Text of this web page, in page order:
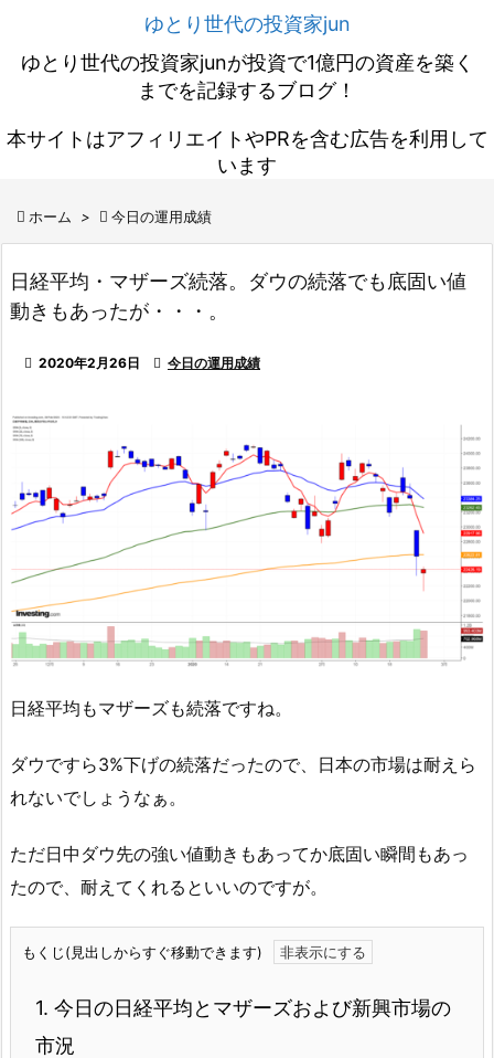
ゆとり世代の投資家jun
ゆとり世代の投資家junが投資で1億円の資産を築く
までを記録するブログ！
本サイトはアフィリエイトやPRを含む広告を利用して
います
 ホーム >  今日の運用成績
日経平均・マザーズ続落。ダウの続落でも底固い値
動きもあったが・・・。
 2020年2月26日  今日の運用成績
日経平均もマザーズも続落ですね。
ダウですら3%下げの続落だったので、日本の市場は耐えら
れないでしょうなぁ。
ただ日中ダウ先の強い値動きもあってか底固い瞬間もあっ
たので、耐えてくれるといいのですが。
もくじ(見出しからすぐ移動できます)
1. 今日の日経平均とマザーズおよび新興市場の
市況